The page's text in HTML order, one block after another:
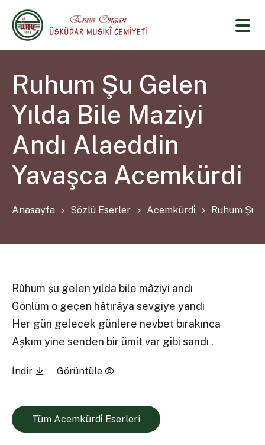
Ruhum Şu Gelen
Yılda Bile Maziyi
Andı Alaeddin
Yavaşca Acemkürdi
Anasayfa Sözlü Eserler Acemkürdi̇ Ruhum Şu
Rûhum şu gelen yılda bile mâziyi andı
Gönlüm o geçen hâtırâya sevgiye yandı
Her gün gelecek günlere nevbet bırakınca
Aşkım yine senden bir ümit var gibi sandı .
İndir Görüntüle
Tüm Acemkürdi̇ Eserleri